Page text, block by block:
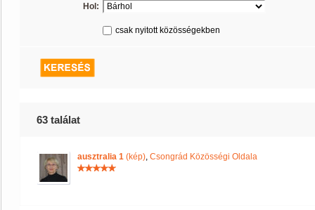
Hol:
csak nyitott közösségekben
63 találat
ausztralia 1 (kép), Csongrád Közösségi Oldala